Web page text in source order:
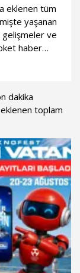
eklenen tüm
yaşanan
ve
haber
dakika
toplam